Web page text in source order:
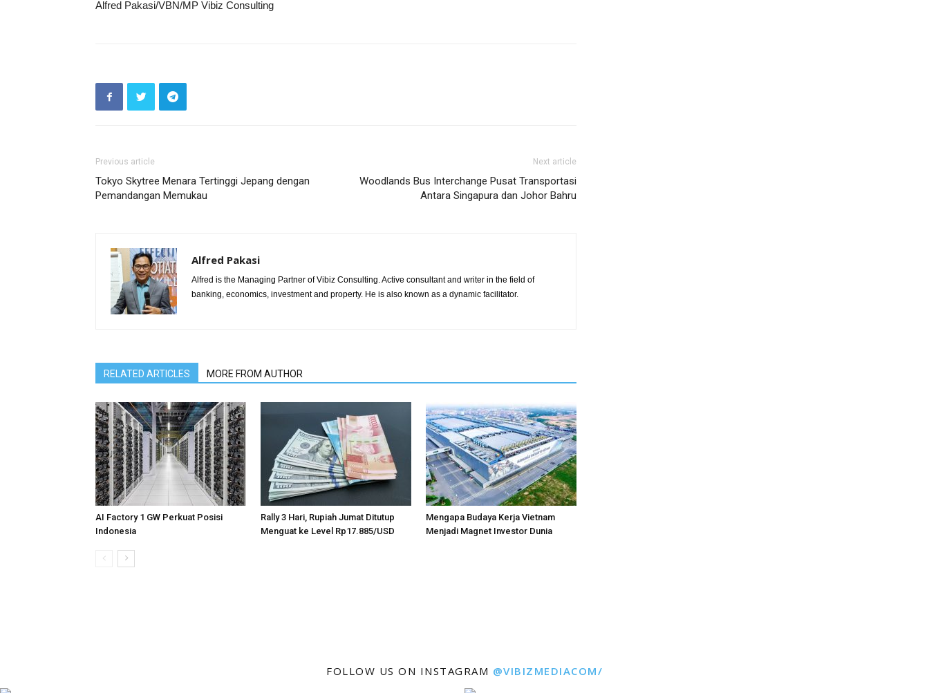
Alfred Pakasi/VBN/MP Vibiz Consulting
Previous article
Tokyo Skytree Menara Tertinggi Jepang dengan
Pemandangan Memukau
Next article
Woodlands Bus Interchange Pusat Transportasi
Antara Singapura dan Johor Bahru
Alfred Pakasi
Alfred is the Managing Partner of Vibiz Consulting. Active consultant and writer in the field of
banking, economics, investment and property. He is also known as a dynamic facilitator.
RELATED ARTICLES MORE FROM AUTHOR
AI Factory 1 GW Perkuat Posisi
Indonesia
Rally 3 Hari, Rupiah Jumat Ditutup
Menguat ke Level Rp17.885/USD
Mengapa Budaya Kerja Vietnam
Menjadi Magnet Investor Dunia
FOLLOW US ON INSTAGRAM @VIBIZMEDIACOM/